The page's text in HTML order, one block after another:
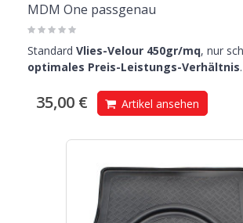
MDM One passgenau
Standard Vlies-Velour 450gr/mq, nur
optimales Preis-Leistungs-Verhältnis.
35,00 € Artikel ansehen